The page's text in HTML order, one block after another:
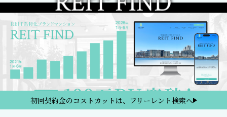
初回契約金のコストカットは、フリーレント検索へ